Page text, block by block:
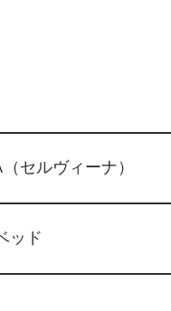
セルヴィーナ）
ッド